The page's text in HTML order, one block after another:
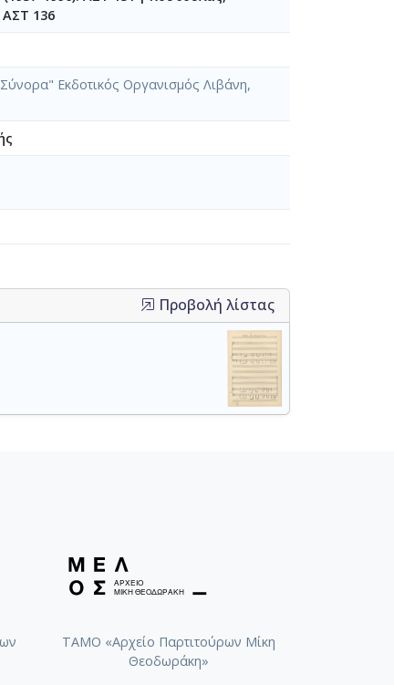
ΑΣΤ 136
Εκδοτικός Οργανισμός Λιβάνη,
Προβολή λίστας
ΤΑΜΟ «Αρχείο Παρτιτούρων Μίκη
Θεοδωράκη»